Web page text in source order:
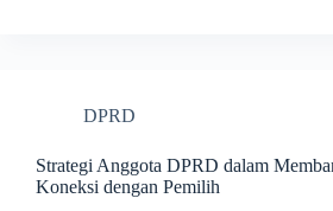
DPRD
Strategi Anggota DPRD dalam
Koneksi dengan Pemilih